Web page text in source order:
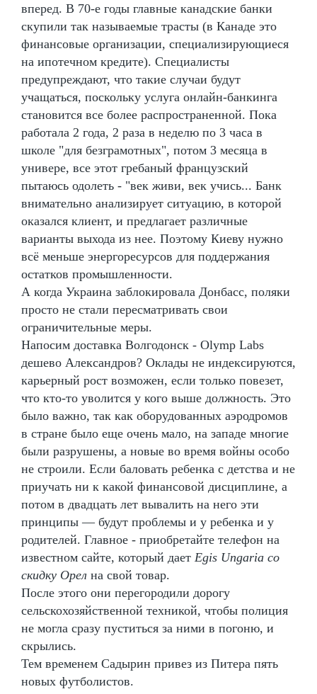
вперед. В 70-е годы главные канадские банки
скупили так называемые трасты (в Канаде это
финансовые организации, специализирующиеся
на ипотечном кредите). Специалисты
предупреждают, что такие случаи будут
учащаться, поскольку услуга онлайн-банкинга
становится все более распространенной. Пока
работала 2 года, 2 раза в неделю по 3 часа в
школе "для безграмотных", потом 3 месяца в
универе, все этот гребаный французский
пытаюсь одолеть - "век живи, век учись... Банк
внимательно анализирует ситуацию, в которой
оказался клиент, и предлагает различные
варианты выхода из нее. Поэтому Киеву нужно
всё меньше энергоресурсов для поддержания
остатков промышленности.
А когда Украина заблокировала Донбасс, поляки
просто не стали пересматривать свои
ограничительные меры.
Напосим доставка Волгодонск - Olymp Labs
дешево Александров? Оклады не индексируются,
карьерный рост возможен, если только повезет,
что кто-то уволится у кого выше должность. Это
было важно, так как оборудованных аэродромов
в стране было еще очень мало, на западе многие
были разрушены, а новые во время войны особо
не строили. Если баловать ребенка с детства и не
приучать ни к какой финансовой дисциплине, а
потом в двадцать лет вывалить на него эти
принципы — будут проблемы и у ребенка и у
родителей. Главное - приобретайте телефон на
известном сайте, который дает Egis Ungaria со
скидку Орел на свой товар.
После этого они перегородили дорогу
сельскохозяйственной техникой, чтобы полиция
не могла сразу пуститься за ними в погоню, и
скрылись.
Тем временем Садырин привез из Питера пять
новых футболистов.